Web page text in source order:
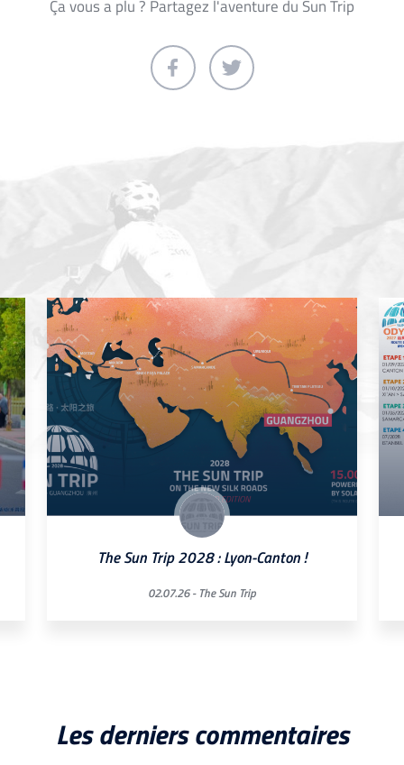
Ça vous a plu ? Partagez l'aventure du Sun Trip
The Sun Trip 2028 : Lyon-Canton !
02.07.26 - The Sun Trip
Les derniers commentaires